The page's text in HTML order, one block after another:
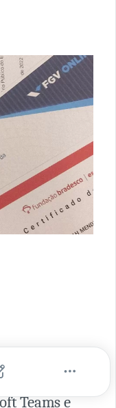
365 nas
Teams e